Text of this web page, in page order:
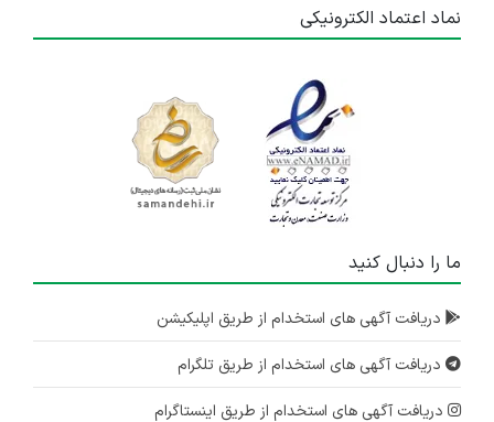
نماد اعتماد الکترونیکی
ما را دنبال کنید
دریافت آگهی های استخدام از طریق اپلیکیشن
دریافت آگهی های استخدام از طریق تلگرام
دریافت آگهی های استخدام از طریق اینستاگرام